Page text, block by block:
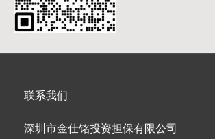
联系我们
深圳市金仕铭投资担保有限公司